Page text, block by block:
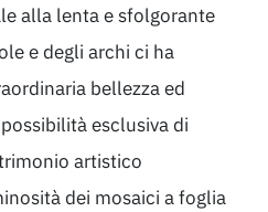
alla lenta e sfolgorante
e degli archi ci ha
bellezza ed
esclusiva di
artistico
dei mosaici a foglia